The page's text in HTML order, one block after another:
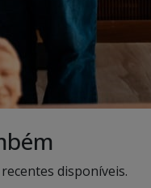
disponíveis.